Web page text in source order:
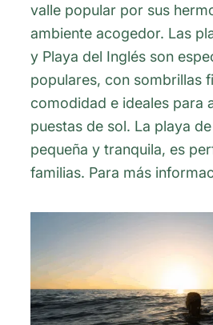
valle popular por sus
ambiente acogedor. Las
y Playa del Inglés son
populares, con sombrillas
comodidad e ideales para
puestas de sol. La playa
pequeña y tranquila, es
familias. Para más